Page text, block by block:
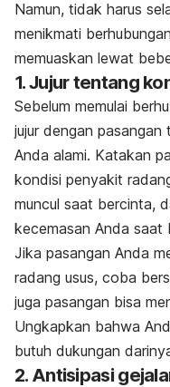
Namun, tidak harus
menikmati
memuaskan lewat
1. Jujur tentang
Sebelum memulai
jujur dengan
Anda alami. Katakan
kondisi penyakit
muncul saat bercinta,
kecemasan Anda saat
Jika pasangan Anda
radang usus, coba
juga pasangan bisa
Ungkapkan bahwa
butuh dukungan
2. Antisipasi